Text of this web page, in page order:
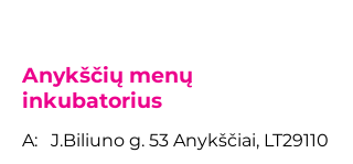
minimalistinis dizainas
lengvai dera bet kurioje
erdvėje, todėl tampa patogiu
Anykščių menų
inkubatorius
A: J.Biliuno g. 53 Anykščiai, LT29110